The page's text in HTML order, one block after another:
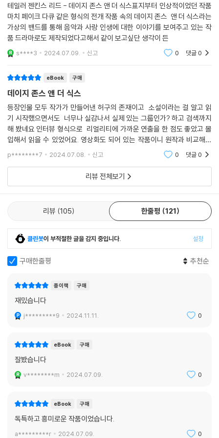
--- p.316
빌리: 그 무대에 서 있는 동안에만도 정말 많은 일이 있었어요. 난 내가 나
설 타이밍과 노랫말을 계산하면서 어디를 봐야 할지 카메라는 어디 있는지
도 신경 써야 했어요. 그런데 어느 순간…… 뭐라고 해야 하지…… 갑자기
서 우리가 함께 만든 노래를 부르고 있었어요.
데이지: 노래가 끝났을 때 난 비로소 노래에서 벗어났고 빌리와 함께 관객
을 바라보았어요. 다음 순간 빌리가 내 손을 잡았고 우린 같이 인사를 했죠.
내 몸이 그와 닿은 건 정말 너무도 오랜만이었어요. 얼마나 강렬했는지 그
가 손을 놓은 뒤에도 손이 계속 저릿저릿했어요.
그레이엄: 데이지와 빌리의 사이엔 누구도 넘볼 수 없는 어떤 경지가 존재
했어요. 그 경지가 최고조에 이르렀을 때, 그러니까 둘이 완벽한 하나가 되
었을 때…… 우리의 음악도 완성되었어요. 둘이 별의별 진상 짓을 해도 그
방영된 플리트우드 맥의 공연 무대에서 여성 멤버 스티비 닉스와 남성 멤
버 린지 버킹엄 사이에 흐르는 야릇한 기류를 읽는다. 그 둘은 한때 밴드 내
커플이었으나 이별했고, 밴드는 종국에 해체되었다는 사실을 알게 된다.
들어냈다.
1970년대 록의 향수를 그대로 재현한 이 소설은 리즈 위더스푼이 제작에
참여하여 아마존 프라임에서 드라마 시리즈로도 제작되어 2023년 방영
되었다. 미국에서 현재 가장 핫한 배우인 라일리 코프, 샘 클라플린, 수키
워터하우스 등이 주연을 맡아 큰 화제가 되었고, 드라마 방영 이후엔 이들
이 가상의 존재라는 걸 잊기라도 한 듯 수많은 팬이 생겨났다. 책의 말미에
는 작품 속 등장하는 곡들의 가사가 수록되어 있는데, 그중 앨범 『오로라』
는 실제 음원으로 출시되어 발매 24시간 안에 뮤직차트 1위를 석권하고 스
개성 넘치는 밴드 멤버들의 캐릭터, 긴장감 넘치는 인물 관계, 그 시대로 돌
의 밴드라는 것도 잊고 이 이야기 속에 빠져들게 된다. 아울러 대중음악 평
론을 해왔던 최세희 번역가가 책의 번역 작업을 맡아, 음악 이야기를 더 풍
성하고 깊이 있게 그려냈다. 훌륭하게 재현해낸 1970년대 미국 로큰롤 분
위기를 즐기고, 흥을 더해줄 음악까지 함께 즐기다 보면, 데이지 존스 앤 더
식스의 매력에 빠져 쉽게 헤어나오기 어려울 것이다. 뜨거운 여름, 이 책 한
권으로 눈과 귀가 시원한 록 페스티벌의 한 가운데에 있는 듯한 기분을 만
끽해보자.
테일러 젠킨스 리드 - 데이지 존스 앤 더 식스표지부터 인상적이었던 작품
마치 페이크 다큐 같은 형식의 전개 작품 속의 데이지 존스 앤 더 식스라는
가상의 밴드를 통해 음악과 사랑 인생에 대한 이야기를 보여주고 있는 작
품 드라마로도 제작되었다고해서 같이 보고싶단 생각이 든
s****3 2024.07.09. 신고 0 댓글0
eBook 구매
데이지 존스 앤 더 식스
등장인물 모두 작가가 만들어낸 허구의 존재이고 소설이라는 걸 알고 읽
기 시작했으면서도 너무나 실감나서 실제 있는 그룹인가? 하고 검색까지
해 봤네요 인터뷰 형식으로 리얼리티에 가까운 연출을 한 점도 좋았고 몰
입해서 읽을 수 있었어요. 영상화도 되어 있는 작품이니 원작과 비교해서
p********7 2024.07.08. 신고 0 댓글0
리뷰 전체보기
리뷰 105 한줄평 121
클린봇이 부적절한 글을 감지 중입니다. 설정
구매한줄평 추천순
종이책 구매
재밌습니다
j*********9 2024.11.11. 0
eBook 구매
잘봤습니다
v********m 2024.07.09. 0
eBook 구매
독특하고 흥미로운 작품이었습니다.
a*********r 2024.07.09. 0